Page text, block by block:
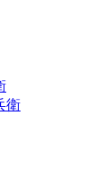
衛